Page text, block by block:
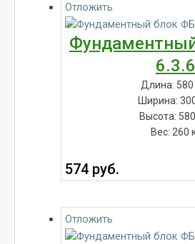
Отложить
6.3.6
Длина:
Ширина:
Высота:
Вес: 260
574 руб.
Отложить